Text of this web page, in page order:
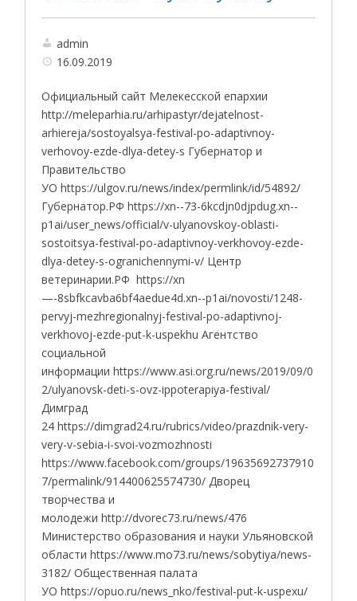
admin
16.09.2019
Официальный сайт Мелекесской епархии
http://meleparhia.ru/arhipastyr/dejatelnost-
arhiereja/sostoyalsya-festival-po-adaptivnoy-
verhovoy-ezde-dlya-detey-s Губернатор и
Правительство
УО https://ulgov.ru/news/index/permlink/id/54892/
Губернатор.РФ https://xn--73-6kcdjn0djpdug.xn--
p1ai/user_news/official/v-ulyanovskoy-oblasti-
sostoitsya-festival-po-adaptivnoy-verkhovoy-ezde-
dlya-detey-s-ogranichennymi-v/ Центр
ветеринарии.РФ https://xn
—-8sbfkcavba6bf4aedue4d.xn--p1ai/novosti/1248-
pervyj-mezhregionalnyj-festival-po-adaptivnoj-
verkhovoj-ezde-put-k-uspekhu Агентство
социальной
информации https://www.asi.org.ru/news/2019/09/0
2/ulyanovsk-deti-s-ovz-ippoterapiya-festival/
Димград
24 https://dimgrad24.ru/rubrics/video/prazdnik-very-
very-v-sebia-i-svoi-vozmozhnosti
https://www.facebook.com/groups/19635692737910
7/permalink/914400625574730/ Дворец
творчества и
молодежи http://dvorec73.ru/news/476
Министерство образования и науки Ульяновской
области https://www.mo73.ru/news/sobytiya/news-
3182/ Общественная палата
УО https://opuo.ru/news_nko/festival-put-k-uspexu/